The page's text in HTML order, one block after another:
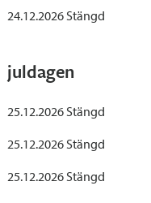
24.12.2026 Stängd
juldagen
25.12.2026 Stängd
25.12.2026 Stängd
25.12.2026 Stängd